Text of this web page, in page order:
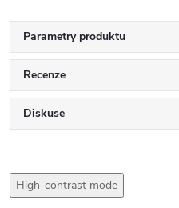
Parametry produktu
Recenze
Diskuse
High-contrast mode